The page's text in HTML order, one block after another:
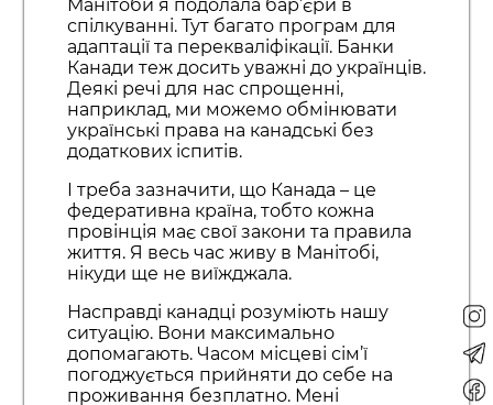
Манітоби я подолала бар’єри в
спілкуванні. Тут багато програм для
адаптації та перекваліфікації. Банки
Канади теж досить уважні до українців.
Деякі речі для нас спрощенні,
наприклад, ми можемо обмінювати
українські права на канадські без
додаткових іспитів.
І треба зазначити, що Канада – це
федеративна країна, тобто кожна
провінція має свої закони та правила
життя. Я весь час живу в Манітобі,
нікуди ще не виїжджала.
Насправді канадці розуміють нашу
ситуацію. Вони максимально
допомагають. Часом місцеві сім’ї
погоджується прийняти до себе на
проживання безплатно. Мені